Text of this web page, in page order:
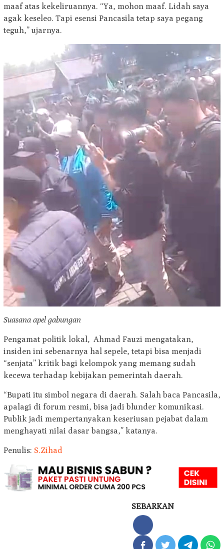
maaf atas kekeliruannya. “Ya, mohon maaf. Lidah saya
agak keseleo. Tapi esensi Pancasila tetap saya pegang
teguh,” ujarnya.
Suasana apel gabungan
Pengamat politik lokal, Ahmad Fauzi mengatakan,
insiden ini sebenarnya hal sepele, tetapi bisa menjadi
“senjata” kritik bagi kelompok yang memang sudah
kecewa terhadap kebijakan pemerintah daerah.
“Bupati itu simbol negara di daerah. Salah baca Pancasila,
apalagi di forum resmi, bisa jadi blunder komunikasi.
Publik jadi mempertanyakan keseriusan pejabat dalam
menghayati nilai dasar bangsa,” katanya.
Penulis: S.Zihad
SEBARKAN